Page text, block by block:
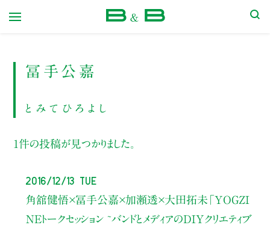
冨手公嘉
とみてひろよし
1件の投稿が見つかりました。
2016/12/13 Tue
角舘健悟×冨手公嘉×加瀬透×大田拓未 「YOGZI
NEトークセッション ~バンドとメディアのDIYクリエティブ